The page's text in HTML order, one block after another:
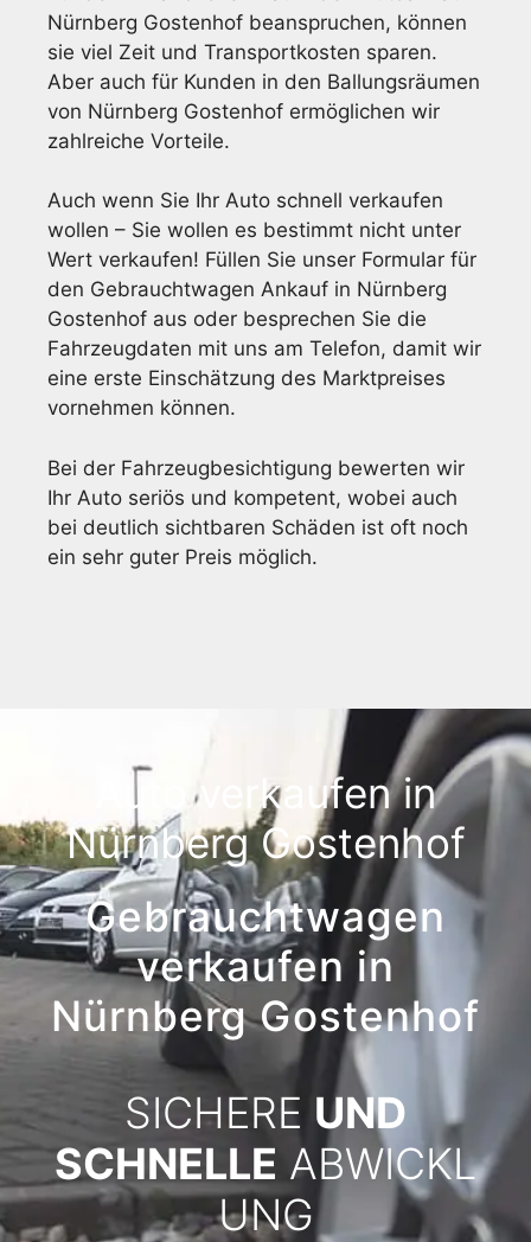
Nürnberg Gostenhof beanspruchen, können
sie viel Zeit und Transportkosten sparen.
Aber auch für Kunden in den Ballungsräumen
von Nürnberg Gostenhof ermöglichen wir
zahlreiche Vorteile.
Auch wenn Sie Ihr Auto schnell verkaufen
wollen – Sie wollen es bestimmt nicht unter
Wert verkaufen! Füllen Sie unser Formular für
den Gebrauchtwagen Ankauf in Nürnberg
Gostenhof aus oder besprechen Sie die
Fahrzeugdaten mit uns am Telefon, damit wir
eine erste Einschätzung des Marktpreises
vornehmen können.
Bei der Fahrzeugbesichtigung bewerten wir
Ihr Auto seriös und kompetent, wobei auch
bei deutlich sichtbaren Schäden ist oft noch
ein sehr guter Preis möglich.
Auto verkaufen in
Nürnberg Gostenhof
Gebrauchtwagen
verkaufen in
Nürnberg Gostenhof
SICHERE UND
SCHNELLE ABWICKL
UNG